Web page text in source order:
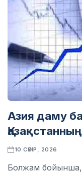
Азия даму
10 СӘУІР, 2026
Болжам бойынша,